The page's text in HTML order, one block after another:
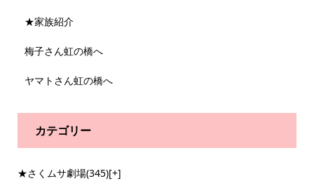
★家族紹介
梅子さん虹の橋へ
ヤマトさん虹の橋へ
カテゴリー
★さくムサ劇場(345)[+]